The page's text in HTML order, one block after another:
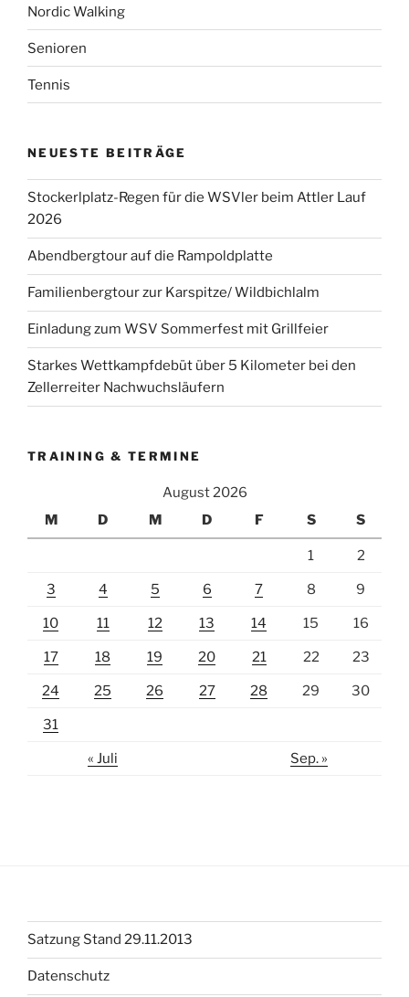
Nordic Walking
Senioren
Tennis
NEUESTE BEITRÄGE
Stockerlplatz-Regen für die WSVler beim Attler Lauf
2026
Abendbergtour auf die Rampoldplatte
Familienbergtour zur Karspitze/ Wildbichlalm
Einladung zum WSV Sommerfest mit Grillfeier
Starkes Wettkampfdebüt über 5 Kilometer bei den
Zellerreiter Nachwuchsläufern
TRAINING & TERMINE
August 2026
M
D M D F S S
1 2
3 4 5 6 7 8 9
10 11 12 13 14 15 16
17 18 19 20 21 22 23
24 25 26 27 28 29 30
31
« Juli Sep. »
Satzung Stand 29.11.2013
Datenschutz